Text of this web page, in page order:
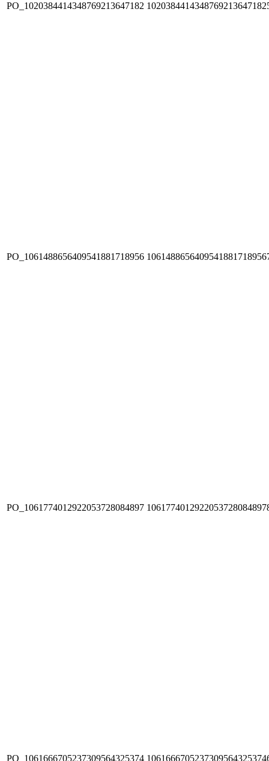
PO_1020384414348769213647182
PO_1061488656409541881718956
PO_1061774012922053728084897
PO_1061666705237309564325374